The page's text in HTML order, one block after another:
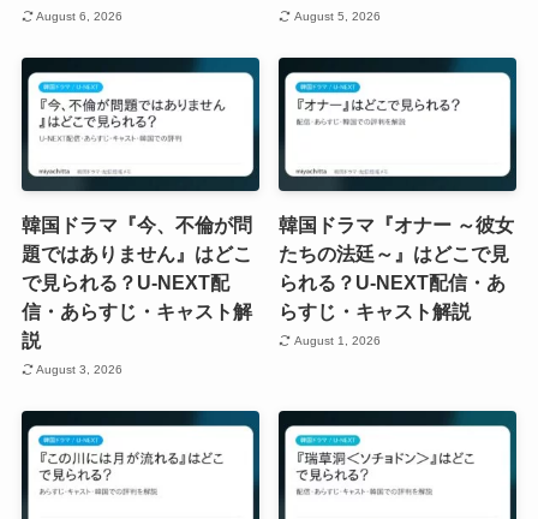
August 6, 2026 August 5, 2026
韓国ドラマ『今、不倫が問
題ではありません』はどこ
で見られる？U-NEXT配
信・あらすじ・キャスト解
説
August 3, 2026
韓国ドラマ『オナー ～彼女
たちの法廷～』はどこで見
られる？U-NEXT配信・あ
らすじ・キャスト解説
August 1, 2026